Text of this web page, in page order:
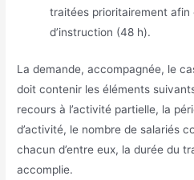
traitées prioritairement
d’instruction (48 h).
La demande, accompagnée, le
doit contenir les éléments
recours à l’activité partielle, la
d’activité, le nombre de salariés
chacun d’entre eux, la durée du
accomplie.